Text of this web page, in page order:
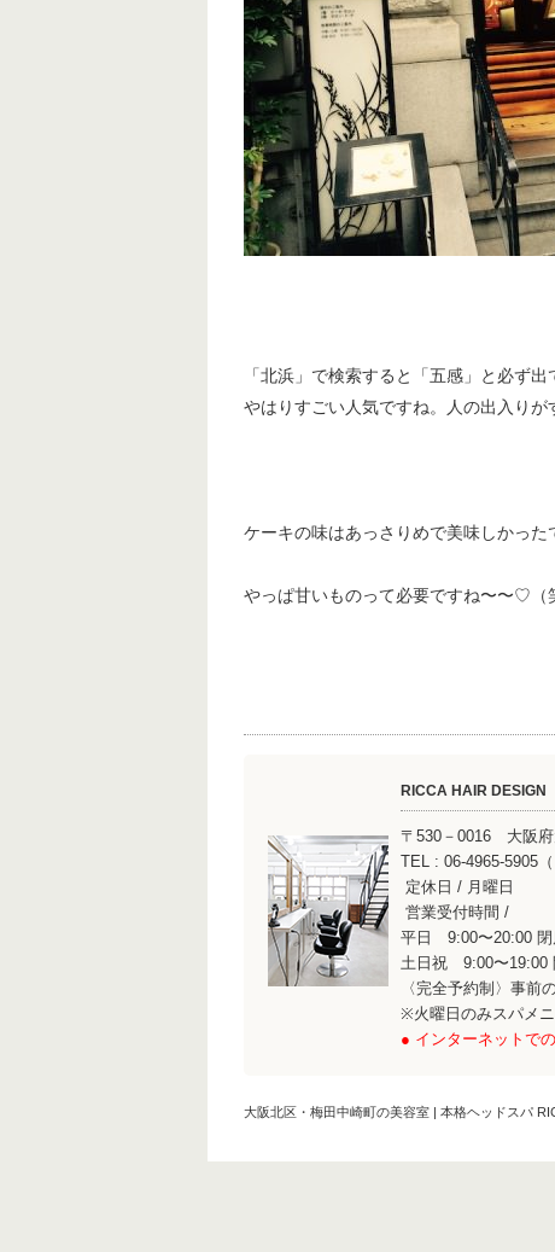
「北浜」で検索すると「五感」と必ず出
やはりすごい人気ですね。人の出入りが
ケーキの味はあっさりめで美味しかった
やっぱ甘いものって必要ですね〜〜♡（
RICCA HAIR DESIGN
〒530－0016 大阪府
TEL : 06-4965-5905
定休日 / 月曜日
営業受付時間 /
平日 9:00〜20:00 閉
土日祝 9:00〜19:00
〈完全予約制〉事前
※火曜日のみスパメニ
● インターネットで
大阪北区・梅田中崎町の美容室 | 本格ヘッドスパ